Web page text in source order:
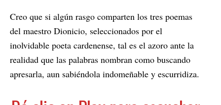
Creo que si algún rasgo comparten los tres poemas
del maestro Dionicio, seleccionados por el
inolvidable poeta cardenense, tal es el azoro ante la
realidad que las palabras nombran como buscando
apresarla, aun sabiéndola indomeñable y escurridiza.